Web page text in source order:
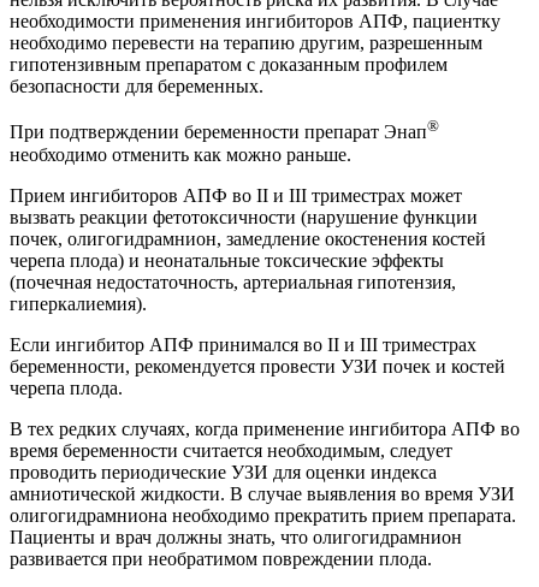
необходимости применения ингибиторов АПФ, пациентку
необходимо перевести на терапию другим, разрешенным
гипотензивным препаратом с доказанным профилем
безопасности для беременных.
При подтверждении беременности препарат Энап®
необходимо отменить как можно раньше.
Прием ингибиторов АПФ во II и III триместрах может
вызвать реакции фетотоксичности (нарушение функции
почек, олигогидрамнион, замедление окостенения костей
черепа плода) и неонатальные токсические эффекты
(почечная недостаточность, артериальная гипотензия,
гиперкалиемия).
Если ингибитор АПФ принимался во II и III триместрах
беременности, рекомендуется провести УЗИ почек и костей
черепа плода.
В тех редких случаях, когда применение ингибитора АПФ во
время беременности считается необходимым, следует
проводить периодические УЗИ для оценки индекса
амниотической жидкости. В случае выявления во время УЗИ
олигогидрамниона необходимо прекратить прием препарата.
Пациенты и врач должны знать, что олигогидрамнион
развивается при необратимом повреждении плода.